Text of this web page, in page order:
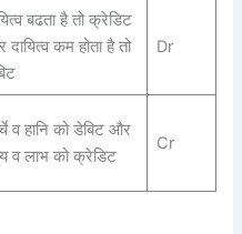
बढता है तो क्रेडिट
कम होता है तो
Dr
व हानि को डेबिट और
व लाभ को क्रेडिट
Cr